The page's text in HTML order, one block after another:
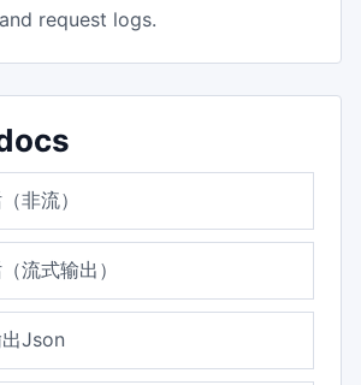
request logs.
非流）
流式输出）
Json